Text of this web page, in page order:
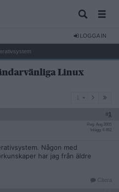
LOGGA IN
Linux
#1
Reg: Aug 2005
Inlägg: 6 452
Någon med
har jag från äldre
Citera